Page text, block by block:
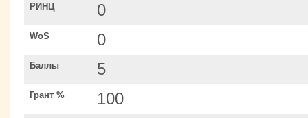
РИНЦ 0
WoS 0
Баллы 5
Грант % 100